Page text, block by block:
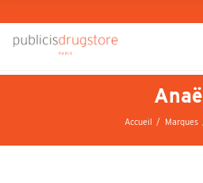
Anaë
Accueil Marques